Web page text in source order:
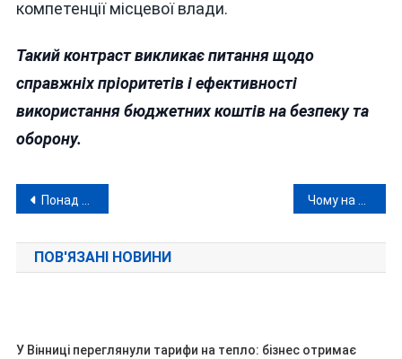
компетенції місцевої влади.
Такий контраст викликає питання щодо
справжніх пріоритетів і ефективності
використання бюджетних коштів на безпеку та
оборону.
Навігація
записів
Понад половина перевірених декларацій вінницьких посадовців — із порушеннями Чому на Вінниччині російських «ватників» заочно ув’язнюють, а очно обмежуються умовними вироками?
ПОВ'ЯЗАНІ НОВИНИ
У Вінниці переглянули тарифи на тепло: бізнес отримає